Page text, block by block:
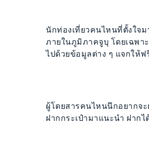
นักท่องเที่ยวคนไหนที่ตั้งใจม
ภายในภูมิภาคจูบุ โดยเฉพา
ไปด้วยข้อมูลต่าง ๆ แจกให้ฟ
ผู้โดยสารคนไหนนึกอยากจะ
ฝากกระเป๋ามาแนะนำ ฝาก